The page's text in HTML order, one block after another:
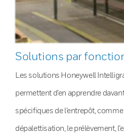
Solutions par
Les solutions Honeywell
permettent d’en apprendre
spécifiques de l’entrepôt,
dépalettisation, le prélèvement,